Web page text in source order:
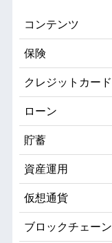
コンテンツ
保険
クレジットカード
ローン
貯蓄
資産運用
仮想通貨
ブロックチェーン